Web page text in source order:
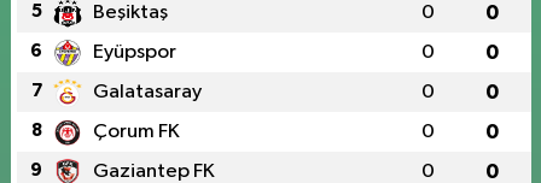
5 Beşiktaş 0 0
6 Eyüpspor 0 0
7 Galatasaray 0 0
8 Çorum FK 0 0
9 Gaziantep FK 0 0